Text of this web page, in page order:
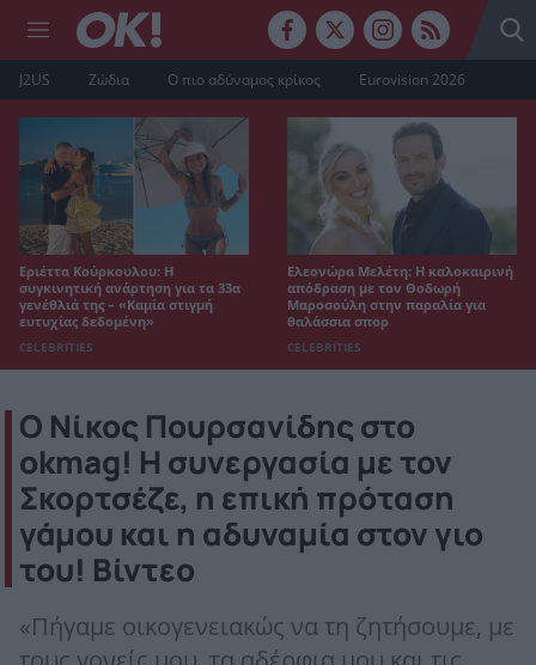
J2US Ζώδια Ο πιο αδύναμος κρίκος Eurovision 2026
Εριέττα Κούρκουλου: Η
συγκινητική ανάρτηση για τα 33α
γενέθλιά της – «Καμία στιγμή
ευτυχίας δεδομένη»
CELEBRITIES
Ελεονώρα Μελέτη: Η καλοκαιρινή
απόδραση με τον Θοδωρή
Μαροσούλη στην παραλία για
θαλάσσια σπορ
CELEBRITIES
Ο Νίκος Πουρσανίδης στο
okmag! Η συνεργασία με τον
Σκορτσέζε, η επική πρόταση
γάμου και η αδυναμία στον γιο
του! Βίντεο
«Πήγαμε οικογενειακώς να τη ζητήσουμε, με